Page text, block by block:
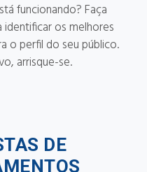
funcionando? Faça
os melhores
o perfil do seu público.
arrisque-se.
DE